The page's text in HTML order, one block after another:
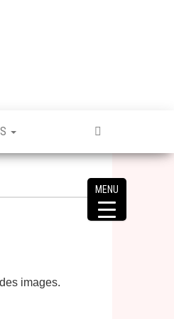
images.
MENU